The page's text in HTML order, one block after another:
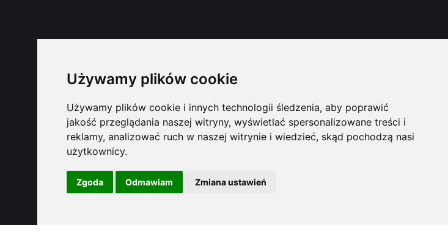
Używamy plików cookie
Używamy plików cookie i innych technologii śledzenia, aby poprawić
jakość przeglądania naszej witryny, wyświetlać spersonalizowane treści i
reklamy, analizować ruch w naszej witrynie i wiedzieć, skąd pochodzą nasi
użytkownicy.
Zgoda Odmawiam Zmiana ustawień